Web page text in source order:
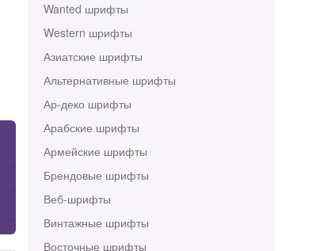
Wanted шрифты
Western шрифты
Азиатские шрифты
Альтернативные шрифты
Ар-деко шрифты
Арабские шрифты
Армейские шрифты
Брендовые шрифты
Веб-шрифты
Винтажные шрифты
Восточные шрифты